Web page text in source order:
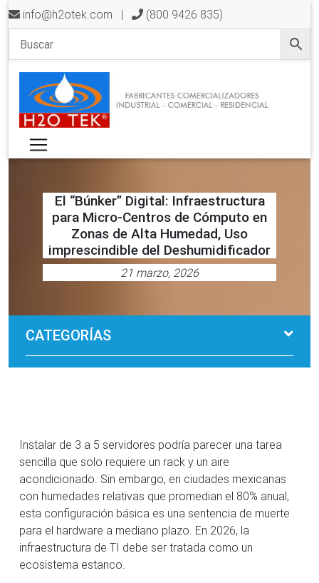
info@h2otek.com | (800 9426 835)
El “Búnker” Digital: Infraestructura
para Micro-Centros de Cómputo en
Zonas de Alta Humedad, Uso
imprescindible del Deshumidificador
21 marzo, 2026
CATEGORÍAS
Instalar de 3 a 5 servidores podría parecer una tarea
sencilla que solo requiere un rack y un aire
acondicionado. Sin embargo, en ciudades mexicanas
con humedades relativas que promedian el 80% anual,
esta configuración básica es una sentencia de muerte
para el hardware a mediano plazo. En 2026, la
infraestructura de TI debe ser tratada como un
ecosistema estanco.